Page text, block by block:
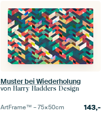
Muster bei Wiederholung
von Harry Hadders Design
ArtFrame™ –75×50cm 143,-